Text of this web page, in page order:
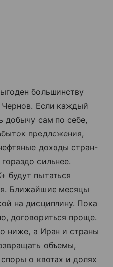
большинству
Чернов. Если каждый
добычу сам по себе,
предложения,
доходы стран-
сильнее.
будут пытаться
Ближайшие месяцы
на дисциплину. Пока
договориться проще.
ниже, а Иран и страны
объемы,
о квотах и долях